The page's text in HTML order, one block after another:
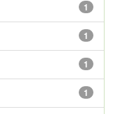
1
1
1
1